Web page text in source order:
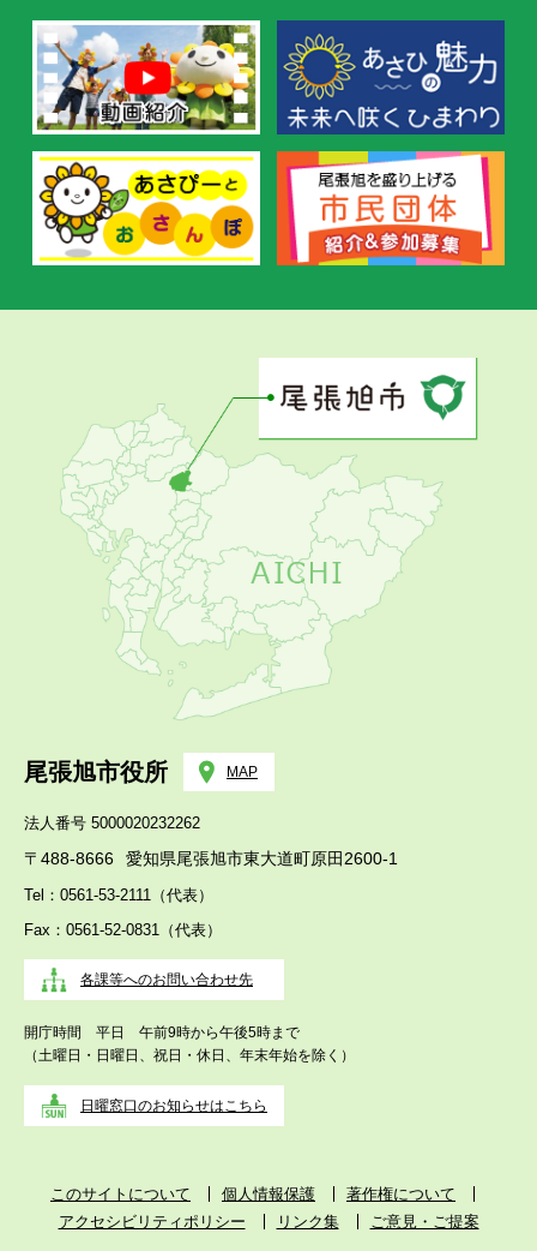
め
尾張旭市役所 MAP
法人番号 5000020232262
〒488-8666 愛知県尾張旭市東大道町原田2600-1
Tel：0561-53-2111（代表）
Fax：0561-52-0831（代表）
各課等へのお問い合わせ先
開庁時間 平日 午前9時から午後5時まで
（土曜日・日曜日、祝日・休日、年末年始を除く）
日曜窓口のお知らせはこちら
このサイトについて 個人情報保護
著作権について
アクセシビリティポリシー
リンク集 ご意見・ご提案